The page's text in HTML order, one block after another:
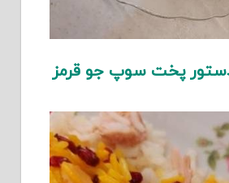
پخت سوپ جو قرمز